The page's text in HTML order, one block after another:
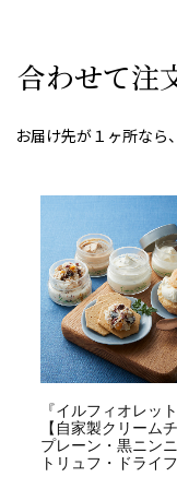
合わせて注
お届け先が１ヶ所なら
『イルフィオレッ
白花 ～しろはな～
販売価格